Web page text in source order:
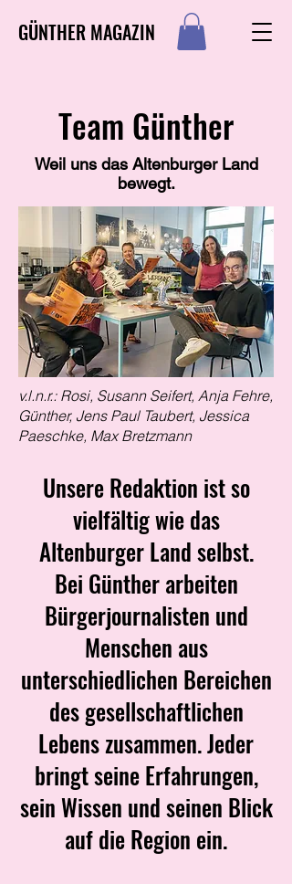
GÜNTHER MAGAZIN
Team Günther
Weil uns das Altenburger Land
bewegt.
v.l.n.r.: Rosi, Susann Seifert, Anja Fehre,
Günther, Jens Paul Taubert, Jessica
Paeschke, Max Bretzmann
Unsere Redaktion ist so
vielfältig wie das
Altenburger Land selbst.
Bei Günther arbeiten
Bürgerjournalisten und
Menschen aus
unterschiedlichen Bereichen
des gesellschaftlichen
Lebens zusammen. Jeder
bringt seine Erfahrungen,
sein Wissen und seinen Blick
auf die Region ein.